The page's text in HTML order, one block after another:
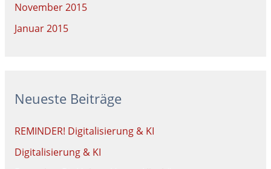
November 2015
Januar 2015
Neueste Beiträge
REMINDER! Digitalisierung & KI
Digitalisierung & KI